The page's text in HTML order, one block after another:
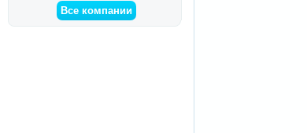
Все компании